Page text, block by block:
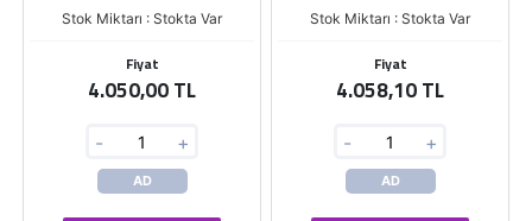
Stok Miktarı : Stokta Var
Fiyat
4.050,00 TL
- +
AD
Stok Miktarı : Stokta Var
Fiyat
4.058,10 TL
- +
AD